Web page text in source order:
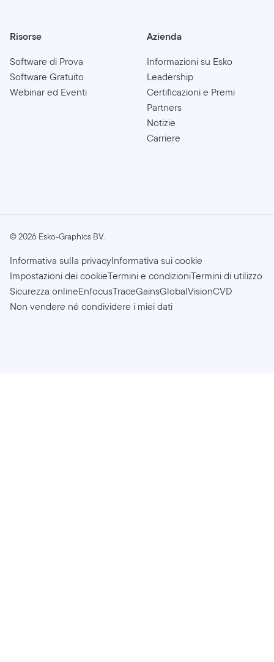
Risorse
Software di Prova
Software Gratuito
Webinar ed Eventi
Azienda
Informazioni su Esko
Leadership
Certificazioni e Premi
Partners
Notizie
Carriere
©2026 Esko-Graphics BV.
Informativa sulla privacyInformativa sui cookie
Impostazioni dei cookieTermini e condizioniTermini di utilizzo
Sicurezza onlineEnfocusTraceGainsGlobalVisionCVD
Non vendere né condividere i miei dati